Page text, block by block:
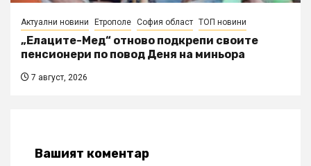
Актуални новини Етрополе София област ТОП новини
„Елаците-Мед“ отново подкрепи своите
пенсионери по повод Деня на миньора
7 август, 2026
Вашият коментар